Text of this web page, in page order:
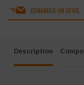
DEMANDER UN DEVIS
Description